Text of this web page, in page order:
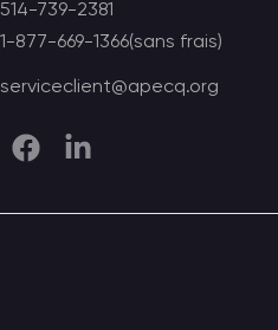
514-739-2381
1-877-669-1366(sans frais)
serviceclient@apecq.org